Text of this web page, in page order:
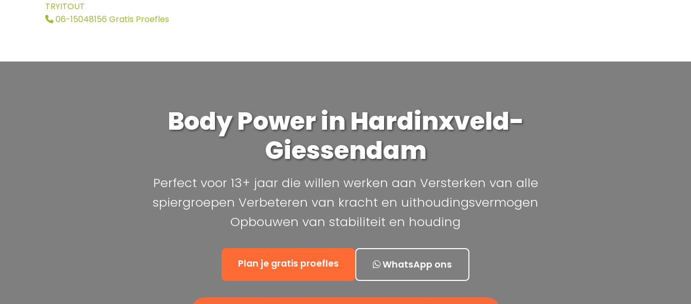
TRYITOUT
06-15048156 Gratis Proefles
Body Power in Hardinxveld-
Giessendam
Perfect voor 13+ jaar die willen werken aan Versterken van alle
spiergroepen Verbeteren van kracht en uithoudingsvermogen
Opbouwen van stabiliteit en houding
Plan je gratis proefles WhatsApp ons